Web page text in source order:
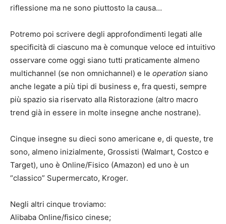
riflessione ma ne sono piuttosto la causa…
Potremo poi scrivere degli approfondimenti legati alle
specificità di ciascuno ma è comunque veloce ed intuitivo
osservare come oggi siano tutti praticamente almeno
multichannel (se non omnichannel) e le operation siano
anche legate a più tipi di business e, fra questi, sempre
più spazio sia riservato alla Ristorazione (altro macro
trend già in essere in molte insegne anche nostrane).
Cinque insegne su dieci sono americane e, di queste, tre
sono, almeno inizialmente, Grossisti (Walmart, Costco e
Target), uno è Online/Fisico (Amazon) ed uno è un
“classico” Supermercato, Kroger.
Negli altri cinque troviamo:
Alibaba Online/fisico cinese;